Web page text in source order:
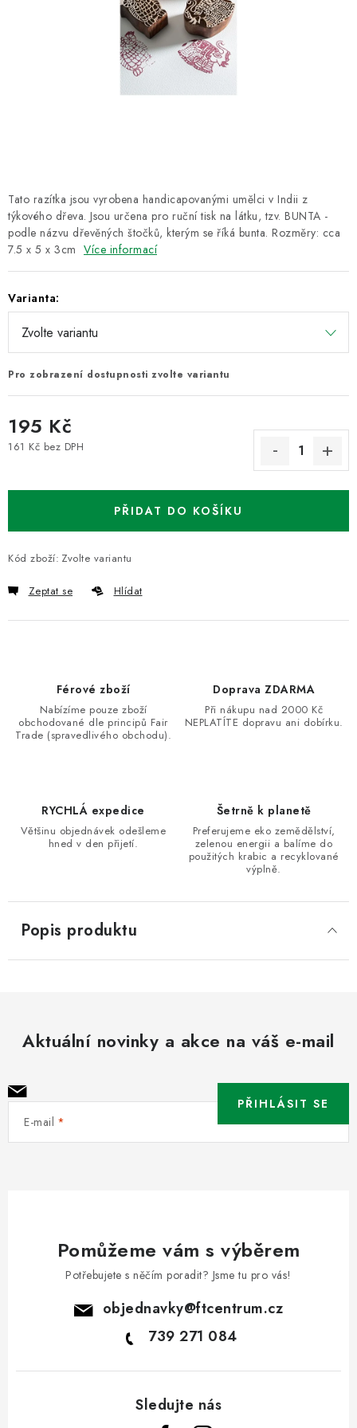
RÝŽE, QUINOA, ČOČKA
ŘEMESLNÉ VÝROBKY
Obchodní podmínky Doprava a platba
Ochrana osobních údajů
Tato razítka jsou vyrobena handicapovanými umělci v Indii z
týkového dřeva. Jsou určena pro ruční tisk na látku, tzv. BUNTA -
podle názvu dřevěných štočků, kterým se říká bunta. Rozměry: cca
7.5 x 5 x 3cm Více informací
Varianta:
Pro zobrazení dostupnosti zvolte variantu
195 Kč
161 Kč bez DPH
PŘIDAT DO KOŠÍKU
Kód zboží: Zvolte variantu
Zeptat se Hlídat
Férové zboží
Nabízíme pouze zboží
obchodované dle principů Fair
Trade (spravedlivého obchodu).
Doprava ZDARMA
Při nákupu nad 2000 Kč
NEPLATÍTE dopravu ani dobírku.
RYCHLÁ expedice
Většinu objednávek odešleme
hned v den přijetí.
Šetrně k planetě
Preferujeme eko zemědělství,
zelenou energii a balíme do
použitých krabic a recyklované
výplně.
Popis produktu
Aktuální novinky a akce na váš e-mail
E-mail
PŘIHLÁSIT SE
Pomůžeme vám s výběrem
Potřebujete s něčím poradit? Jsme tu pro vás!
objednavky@ftcentrum.cz
739 271 084